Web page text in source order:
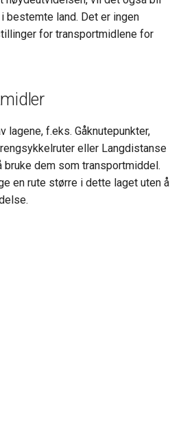
bestemte land. Det er ingen
for transportmidlene for
lagene, f.eks. Gåknutepunkter,
eller Langdistanse
bruke dem som transportmiddel.
en rute større i dette laget uten å